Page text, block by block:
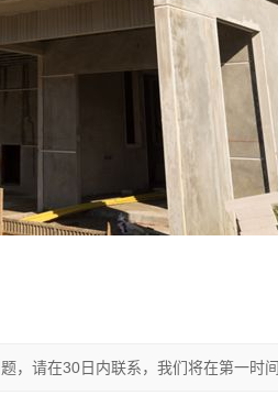
，请在30日内联系，我们将在第一时